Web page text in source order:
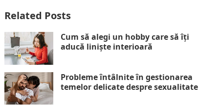
Related Posts
Cum să alegi un hobby care să îți
aducă liniște interioară
Probleme întâlnite în gestionarea
temelor delicate despre sexualitate